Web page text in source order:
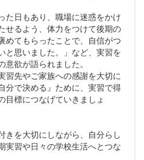
た日もあり、職場に迷惑をかけ
せるよう、体力をつけて後期の
めてもらったことで、自信がつ
と思いました。」など、実習を
欲が語られました。
習先やご家族への感謝を大切に
分で決める』ために、実習で得
目標につなげていきましょ
きを大切にしながら、自分らし
実習や日々の学校生活へとつな